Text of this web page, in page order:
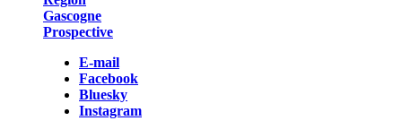
Gascogne
Prospective
E-mail
Facebook
Bluesky
Instagram